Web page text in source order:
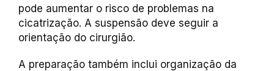
pode aumentar o risco de problemas na
cicatrização. A suspensão deve seguir a
orientação do cirurgião.
A preparação também inclui organização da